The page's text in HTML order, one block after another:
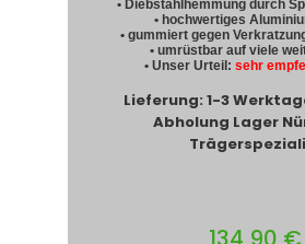
• Diebstahlhemmung durch
• hochwertiges
• gummiert gegen
• umrüstbar auf viele
• Unser Urteil: sehr
Lieferung: 1-3
Abholung Lager